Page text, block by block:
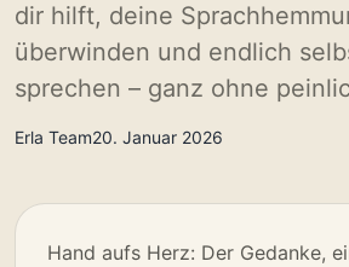
dir hilft, deine
überwinden und endlich
sprechen – ganz ohne
Erla Team20. Januar 2026
Hand aufs Herz: Der Gedanke,